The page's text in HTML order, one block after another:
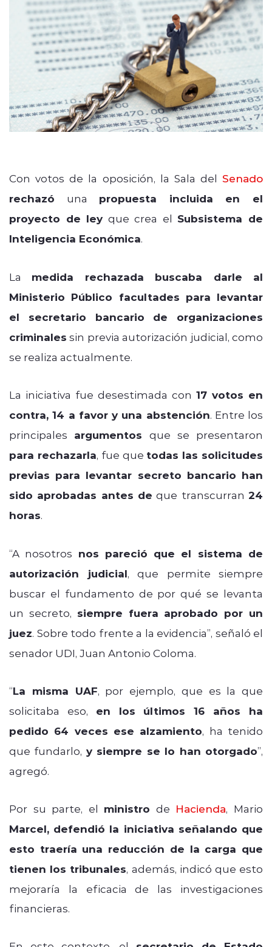
Con votos de la oposición, la Sala del Senado
rechazó una propuesta incluida en el
proyecto de ley que crea el Subsistema de
Inteligencia Económica.
La medida rechazada buscaba darle al
Ministerio Público facultades para levantar
el secretario bancario de organizaciones
criminales sin previa autorización judicial, como
se realiza actualmente.
La iniciativa fue desestimada con 17 votos en
contra, 14 a favor y una abstención. Entre los
principales argumentos que se presentaron
para rechazarla, fue que todas las solicitudes
previas para levantar secreto bancario han
sido aprobadas antes de que transcurran 24
horas.
“A nosotros nos pareció que el sistema de
autorización judicial, que permite siempre
buscar el fundamento de por qué se levanta
un secreto, siempre fuera aprobado por un
juez. Sobre todo frente a la evidencia”, señaló el
senador UDI, Juan Antonio Coloma.
“La misma UAF, por ejemplo, que es la que
solicitaba eso, en los últimos 16 años ha
pedido 64 veces ese alzamiento, ha tenido
que fundarlo, y siempre se lo han otorgado”,
agregó.
Por su parte, el ministro de Hacienda, Mario
Marcel, defendió la iniciativa señalando que
esto traería una reducción de la carga que
tienen los tribunales, además, indicó que esto
mejoraría la eficacia de las investigaciones
financieras.